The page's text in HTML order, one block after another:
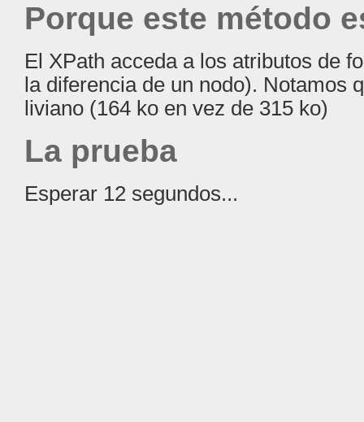
Porque este método
El XPath acceda a los atributos de
la diferencia de un nodo). Notamos
liviano (164 ko en vez de 315 ko)
La prueba
Esperar 12 segundos...